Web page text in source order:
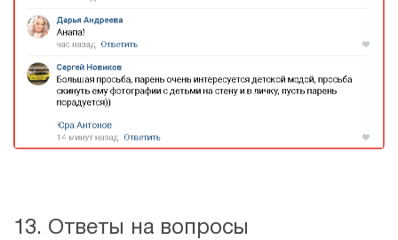
13. Ответы на вопросы